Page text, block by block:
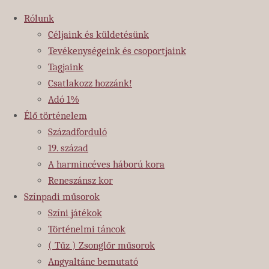
Ugrás a tartalomhoz
Rólunk
Céljaink és küldetésünk
Tevékenységeink és csoportjaink
Tagjaink
Csatlakozz hozzánk!
Adó 1%
Élő történelem
Századforduló
19. század
A harmincéves háború kora
Reneszánsz kor
Színpadi műsorok
Színi játékok
Történelmi táncok
( Tűz ) Zsonglőr műsorok
Angyaltánc bemutató